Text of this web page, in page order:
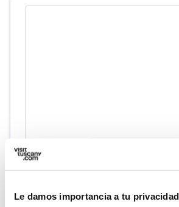
Le damos importancia a tu privacidad
Informaciones